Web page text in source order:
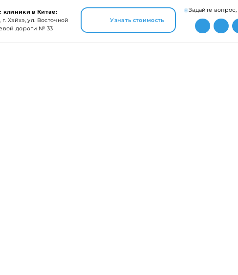
клиники в Китае:
г. Хэйхэ, ул. Восточной
дороги № 33
Узнать стоимость
Задайте вопрос,